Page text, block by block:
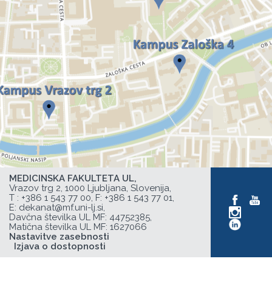
MEDICINSKA FAKULTETA UL,
Vrazov trg 2, 1000 Ljubljana, Slovenija,
T : +386 1 543 77 00, F: +386 1 543 77 01,
E: dekanat@mf.uni-lj.si,
Davčna številka UL MF: 44752385,
Matična številka UL MF: 1627066
Nastavitve zasebnosti
Izjava o dostopnosti